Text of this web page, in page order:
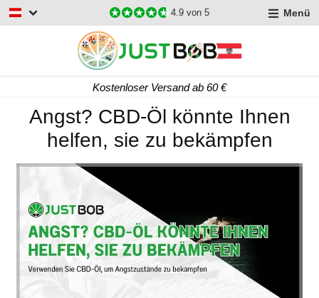
4.9 von 5 Menü
Kostenloser Versand ab 60 €
Angst? CBD-Öl könnte Ihnen
helfen, sie zu bekämpfen